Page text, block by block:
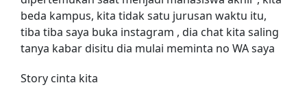
beda kampus, kita tidak satu jurusan waktu itu,
tiba tiba saya buka instagram , dia chat kita saling
tanya kabar disitu dia mulai meminta no WA saya
Story cinta kita